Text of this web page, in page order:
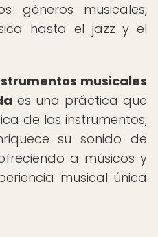
géneros musicales,
hasta el jazz y el
musicales
es una práctica que
de los instrumentos,
su sonido de
a músicos y
musical única